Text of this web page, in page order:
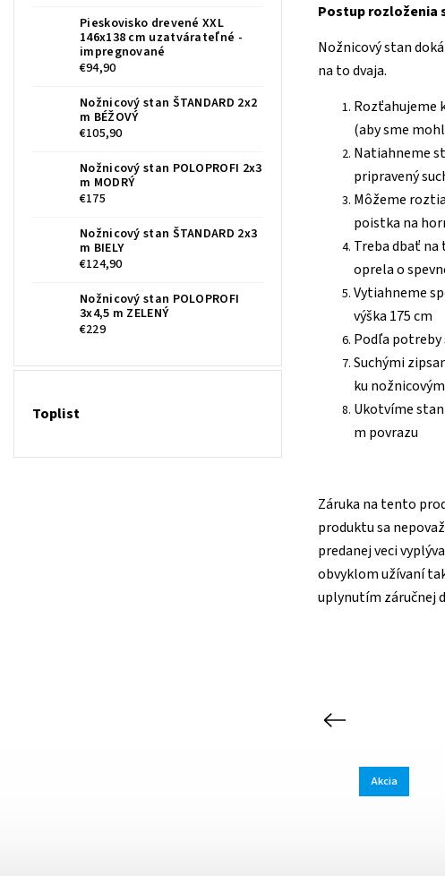
Pieskovisko drevené XXL
146x138 cm uzatvárateľné -
impregnované
€94,90
Nožnicový stan ŠTANDARD 2x2
m BÉŽOVÝ
€105,90
Nožnicový stan POLOPROFI 2x3
m MODRÝ
€175
Nožnicový stan ŠTANDARD 2x3
m BIELY
€124,90
Nožnicový stan POLOPROFI
3x4,5 m ZELENÝ
€229
Toplist
Postup rozloženia
Nožnicový stan
na to dvaja.
Rozťahujeme
(aby sme
Natiahneme
pripravený
Môžeme
poistka na
Treba dbať na
oprela o
Vytiahneme
výška 175 cm
Podľa potreby
Suchými
ku
Ukotvíme
m povrazu
Záruka na tento
produktu sa
predanej veci
obvyklom užívaní
uplynutím záručnej
Previous